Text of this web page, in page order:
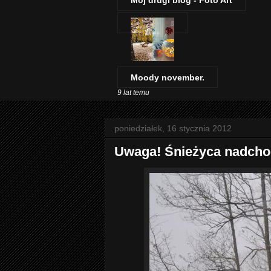
Moody november.
9 lat temu
poniedziałek, 16 stycznia 2012
Uwaga! Śnieżyca